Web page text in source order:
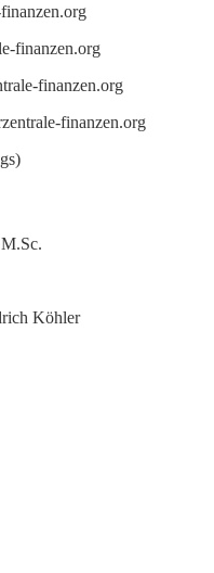
finanzen.org
finanzen.org
finanzen.org
Köhler